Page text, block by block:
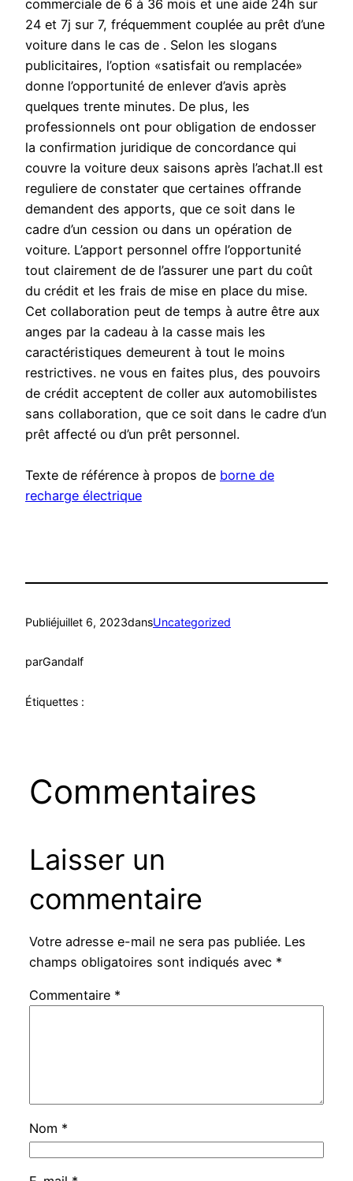
commerciale de 6 à 36 mois et une aide 24h sur
24 et 7j sur 7, fréquemment couplée au prêt d’une
voiture dans le cas de . Selon les slogans
publicitaires, l’option «satisfait ou remplacée»
donne l’opportunité de enlever d’avis après
quelques trente minutes. De plus, les
professionnels ont pour obligation de endosser
la confirmation juridique de concordance qui
couvre la voiture deux saisons après l’achat.Il est
reguliere de constater que certaines offrande
demandent des apports, que ce soit dans le
cadre d’un cession ou dans un opération de
voiture. L’apport personnel offre l’opportunité
tout clairement de de l’assurer une part du coût
du crédit et les frais de mise en place du mise.
Cet collaboration peut de temps à autre être aux
anges par la cadeau à la casse mais les
caractéristiques demeurent à tout le moins
restrictives. ne vous en faites plus, des pouvoirs
de crédit acceptent de coller aux automobilistes
sans collaboration, que ce soit dans le cadre d’un
prêt affecté ou d’un prêt personnel.
Texte de référence à propos de borne de
recharge électrique
Publiéjuillet 6, 2023dansUncategorized
parGandalf
Étiquettes :
Commentaires
Laisser un
commentaire
Votre adresse e-mail ne sera pas publiée. Les
champs obligatoires sont indiqués avec *
Commentaire *
Nom *